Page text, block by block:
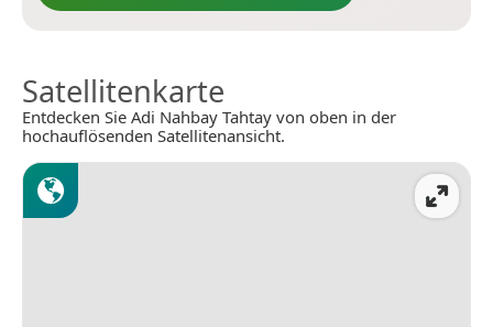
Satellitenkarte
Entdecken Sie Adi Nahbay Tahtay von oben in der
hochauflösenden Satellitenansicht.